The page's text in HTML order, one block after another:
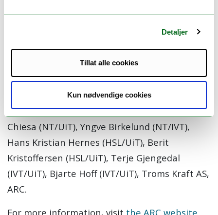
Detaljer
Tillat alle cookies
Kun nødvendige cookies
Project leader: Tobias Boström (UiT/NT)
Project period: 2019-2022
Funded by: UiT tematiske satsinger
Partners: Tobias Boström (NT/UiT), Matteo
Chiesa (NT/UiT), Yngve Birkelund (NT/IVT),
Hans Kristian Hernes (HSL/UiT), Berit
Kristoffersen (HSL/UiT), Terje Gjengedal
(IVT/UiT), Bjarte Hoff (IVT/UiT), Troms Kraft AS,
ARC.
For more information, visit the ARC website